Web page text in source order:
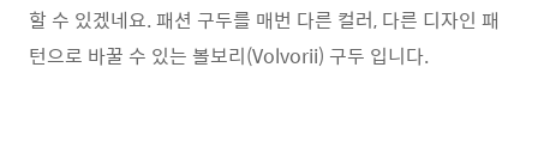
할 수 있겠네요. 패션 구두를 매번 다른 컬러, 다른 디자인 패
턴으로 바꿀 수 있는 볼보리(Volvorii) 구두 입니다.